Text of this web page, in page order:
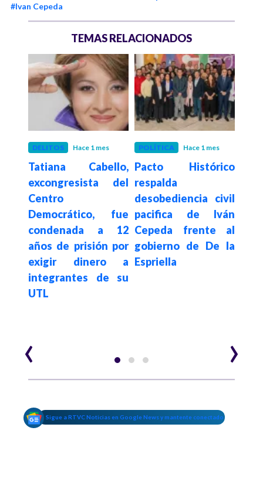
#Ivan Cepeda
TEMAS RELACIONADOS
DELITOS Hace 1 mes
Tatiana Cabello,
excongresista del
Centro
Democrático, fue
condenada a 12
años de prisión por
exigir dinero a
integrantes de su
UTL
POLÍTICA Hace 1 mes
Pacto Histórico
respalda
desobediencia civil
pacifica de Iván
Cepeda frente al
gobierno de De la
Espriella
‹ ›
Sigue a RTVC Noticias en Google News y mantente conectado